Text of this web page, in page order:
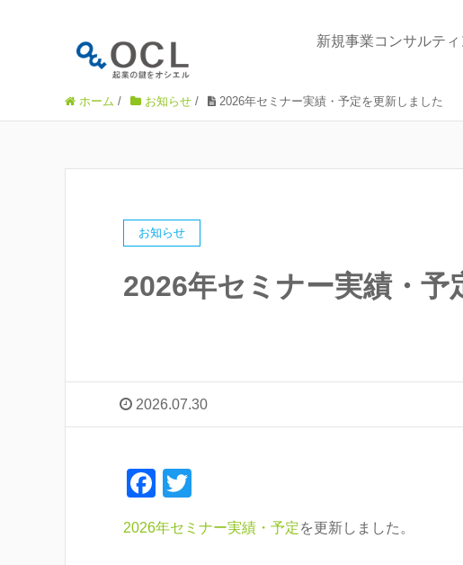
新規事業コンサルテ
ホーム / お知らせ / 2026年セミナー実績・予定を更新しました
お知らせ
2026年セミナー実績・予
2026.07.30
F
c
tt
2026年セミナー実績・予定を更新しました。